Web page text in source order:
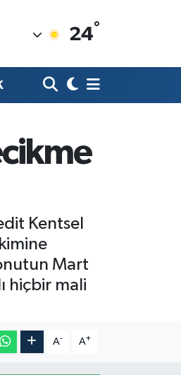
24°
Kentsel
Mart
hiçbir mali
A- A+